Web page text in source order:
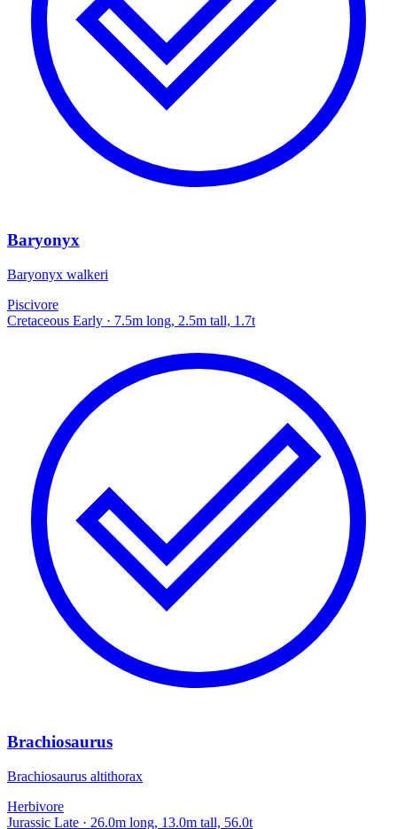
Baryonyx
Baryonyx walkeri
Piscivore
Cretaceous Early · 7.5m long, 2.5m tall, 1.7t
Brachiosaurus
Brachiosaurus altithorax
Herbivore
Jurassic Late · 26.0m long, 13.0m tall, 56.0t